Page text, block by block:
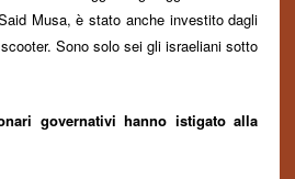
Musa, è stato anche investito dagli
Sono solo sei gli israeliani sotto
governativi hanno istigato alla